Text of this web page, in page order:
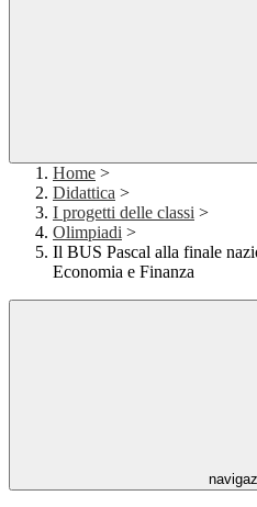
Home >
Didattica >
I progetti delle classi >
Olimpiadi >
Il BUS Pascal alla finale
Economia e Finanza